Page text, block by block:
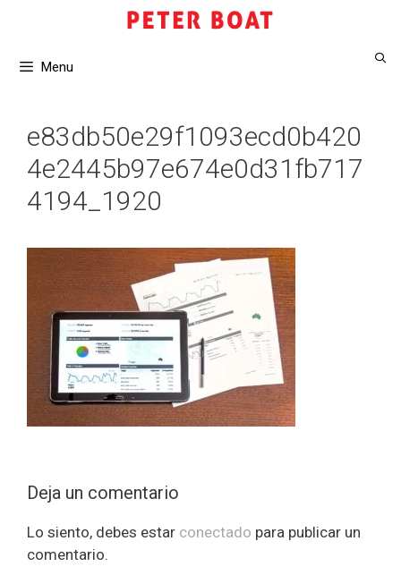
Menu
e83db50e29f1093ecd0b420
4e2445b97e674e0d31fb717
4194_1920
Deja un comentario
Lo siento, debes estar conectado para publicar un
comentario.